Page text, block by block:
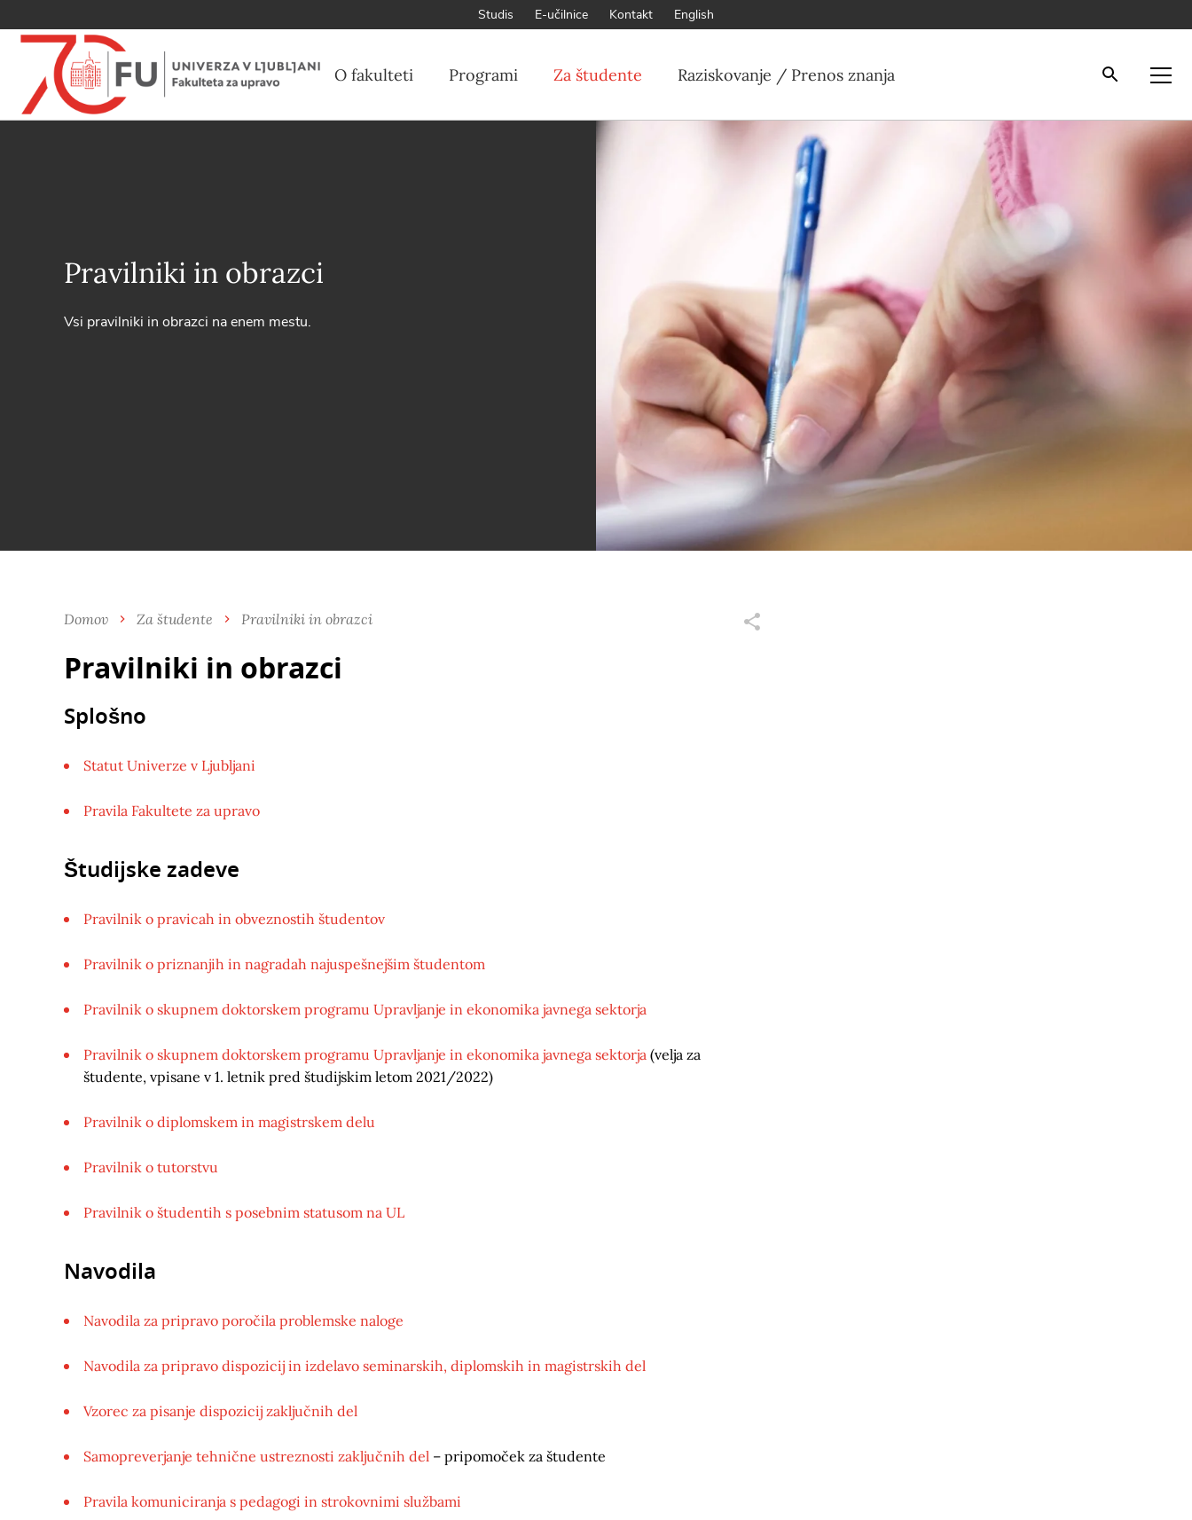
Studis E-učilnice Kontakt English
O fakulteti Programi Za študente Raziskovanje / Prenos znanja Iskalnik Odpri
Pravilniki in obrazci
Vsi pravilniki in obrazci na enem mestu.
Domov Za študente Pravilniki in obrazci
Pravilniki in obrazci
Splošno
Statut Univerze v Ljubljani
Pravila Fakultete za upravo
Študijske zadeve
Pravilnik o pravicah in obveznostih študentov
Pravilnik o priznanjih in nagradah najuspešnejšim študentom
Pravilnik o skupnem doktorskem programu Upravljanje in ekonomika javnega sektorja
Pravilnik o skupnem doktorskem programu Upravljanje in ekonomika javnega sektorja (velja za
študente, vpisane v 1. letnik pred študijskim letom 2021/2022)
Pravilnik o diplomskem in magistrskem delu
Pravilnik o tutorstvu
Pravilnik o študentih s posebnim statusom na UL
Navodila
Navodila za pripravo poročila problemske naloge
Navodila za pripravo dispozicij in izdelavo seminarskih, diplomskih in magistrskih del
Vzorec za pisanje dispozicij zaključnih del
Samopreverjanje tehnične ustreznosti zaključnih del – pripomoček za študente
Pravila komuniciranja s pedagogi in strokovnimi službami